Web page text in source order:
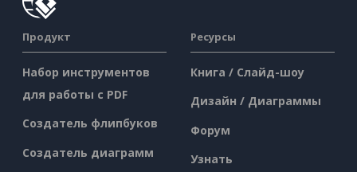
Продукт
Набор инструментов
для работы с PDF
Создатель флипбуков
Создатель диаграмм
Ресурсы
Книга / Слайд-шоу
Дизайн / Диаграммы
Форум
Узнать